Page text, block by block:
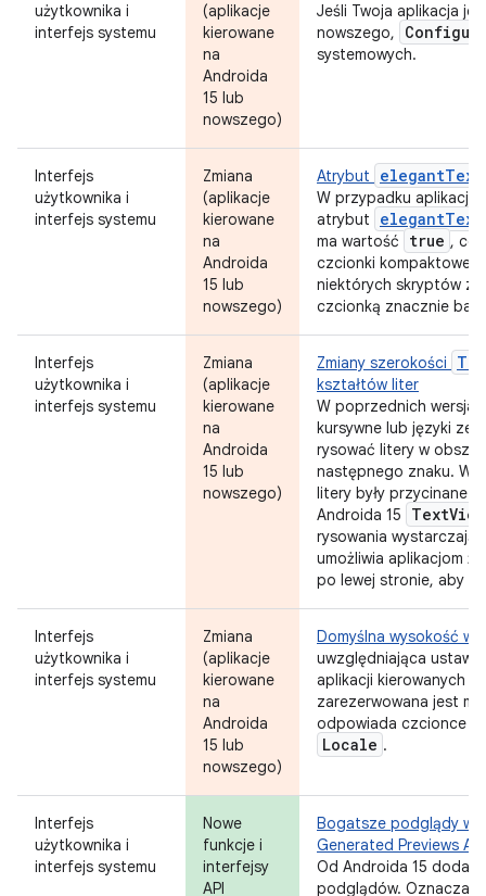
użytkownika i
interfejs systemu
(aplikacje
kierowane
na
Androida
15 lub
nowszego)
Jeśli Twoja aplikacja
nowszego,
systemowych.
Interfejs
użytkownika i
interfejs systemu
Zmiana
(aplikacje
kierowane
na
Androida
15 lub
nowszego)
Atrybut
W przypadku aplikacji
atrybut
ma wartość true , co
czcionki kompaktowej
niektórych skryptów z
czcionką znacznie
Interfejs
użytkownika i
interfejs systemu
Zmiana
(aplikacje
kierowane
na
Androida
15 lub
nowszego)
Zmiany szerokości
kształtów liter
W poprzednich
kursywne lub języki ze
rysować litery w
następnego znaku. W
litery były przycinane
Androida 15
TextView
rysowania
umożliwia aplikacjom
po lewej stronie, aby
Interfejs
użytkownika i
interfejs systemu
Zmiana
(aplikacje
kierowane
na
Androida
15 lub
nowszego)
Domyślna wysokość
uwzględniająca
aplikacji kierowanych
zarezerwowana jest
odpowiada czcionce
Locale .
Interfejs
użytkownika i
interfejs systemu
Nowe
funkcje i
interfejsy
API
Bogatsze podglądy
Generated Previews API
Od Androida 15
podglądów. Oznacza